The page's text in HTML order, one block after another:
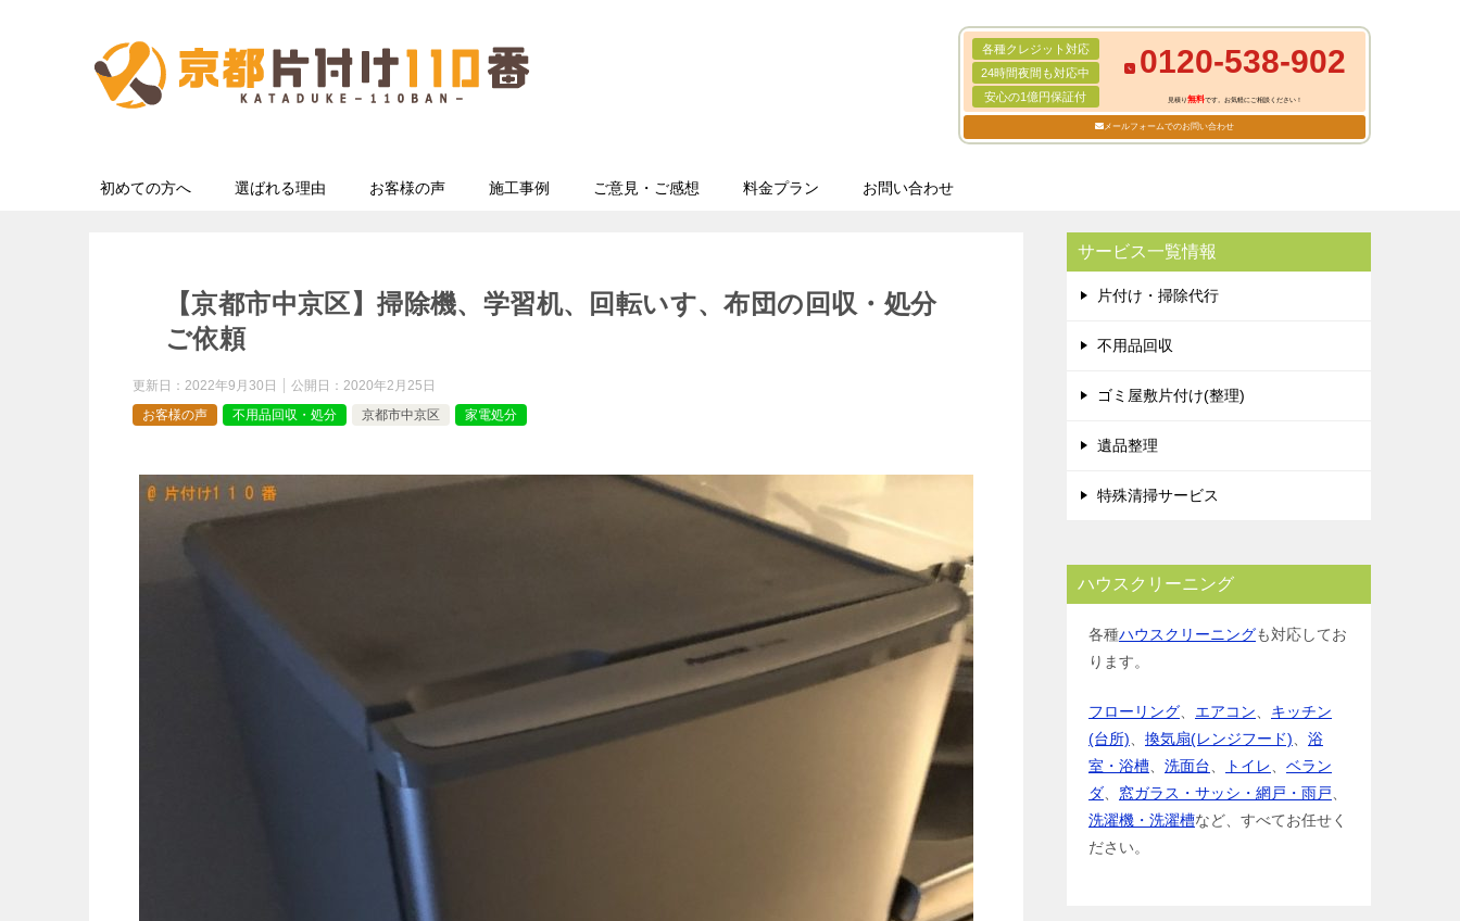
各種クレジット対応
24時間夜間も対応中
安心の1億円保証付
0120-538-902
見積り無料です。お気軽にご相談ください！
メールフォームでのお問い合わせ
初めての方へ 選ばれる理由 お客様の声 施工事例 ご意見・ご感想 料金プラン お問い合わせ
【京都市中京区】掃除機、学習机、回転いす、布団の回収・処分
ご依頼
更新日： 2022年9月30日 公開日： 2020年2月25日
お客様の声
不用品回収・処分 京都市中京区 家電処分
サービス一覧情報
片付け・掃除代行
不用品回収
ゴミ屋敷片付け(整理)
遺品整理
特殊清掃サービス
ハウスクリーニング
各種ハウスクリーニングも対応してお
ります。
フローリング エアコン
キッチン
(台所)
換気扇(レンジフード)
浴
室・浴槽
洗面台 トイレ
ベラン
ダ
窓ガラス・サッシ・網戸・雨戸
洗濯機・洗濯槽など、すべてお任せく
ださい。